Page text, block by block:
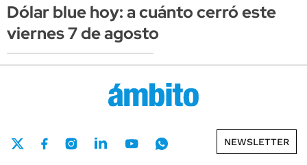
Dólar blue hoy: a cuánto cerró este
viernes 7 de agosto
NEWSLETTER